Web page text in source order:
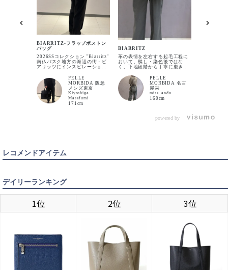
SAND BEIGE 入荷お知らせ
BIARRITZ-フラップボストン
バッグ
2026SSコレクション "Biarritz"
南仏バスク地方の海辺の街・ビ
アリッツにインスピレーション
& Summer コレクション
Biarritz（ビアリッツ）シリー
ズのボストンバッグを紹介しま
す。 上質なスエード素材
〈DIAMOND〉を採用。 革の表
情を左右する起毛工程におい
力です。
PELLE
MORBIDA 阪急
メンズ東京
Kiyoshige
Masafumi
171cm
BIARRITZ
革の表情を左右する起毛工程に
おいて、鞣し・染色後ではな
く、下地段階から丁寧に磨きを
自の製法により、しっとりとし
たビロードのような毛並みと奥
行きのある発色を実現していま
す。 自然と都市、クラシックと
モダンが溶け合うビアリッツの
美意識を映した、余白と品格を
PELLE
MORBIDA 名古
屋栄
misa_ando
160cm
powered by
レコメンドアイテム
デイリーランキング
1位 2位 3位